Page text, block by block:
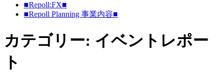
■Repoll:FX■
■Repoll Planning 事業内容■
カテゴリー: イベントレポー
ト